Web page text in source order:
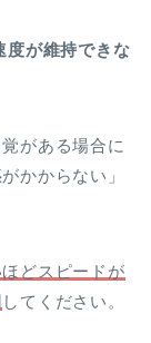
度が維持できな
がある場合に
かからない」
どスピードが
してください。